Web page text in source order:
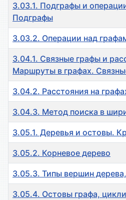
3.03.1. Подграфы и
Подграфы
3.03.2. Операции над
3.04.1. Связные графы и
Маршруты в графах.
3.04.2. Расстояния на
3.04.3. Метод поиска в
3.05.1. Деревья и остовы.
3.05.2. Корневое дерево
3.05.3. Типы вершин
3.05.4. Остовы графа,